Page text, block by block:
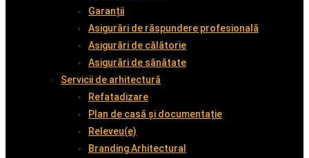
Garanții
Asigurări de răspundere profesională
Asigurări de călătorie
Asigurări de sănătate
Servicii de arhitectură
Refatadizare
Plan de casă și documentație
Releveu(e)
Branding Arhitectural